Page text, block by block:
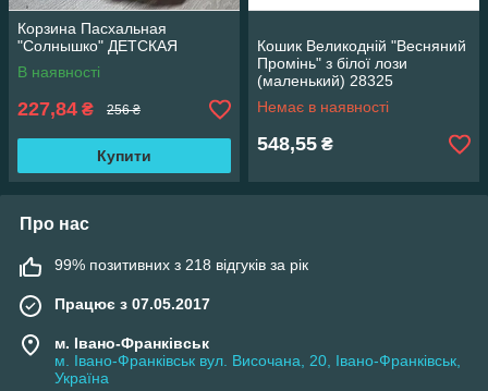
Корзина Пасхальная
"Солнышко" ДЕТСКАЯ
В наявності
227,84 ₴ 256 ₴
Купити
Кошик Великодній "Весняний
Промінь" з білої лози
(маленький) 28325
Немає в наявності
548,55 ₴
Про нас
99% позитивних з 218 відгуків за рік
Працює з 07.05.2017
м. Івано-Франківськ
м. Івано-Франківськ вул. Височана, 20, Івано-Франківськ,
Україна